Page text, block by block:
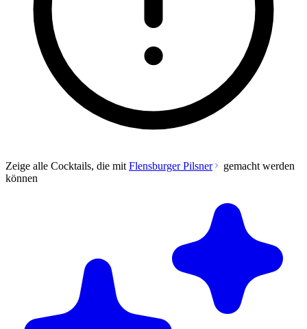
Zeige alle Cocktails, die mit Flensburger Pilsner
gemacht werden
können